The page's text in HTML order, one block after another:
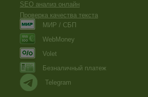
SEO анализ онлайн
Проверка качества текста
МИР / СБП
WebMoney
Volet
Безналичный платеж
Telegram